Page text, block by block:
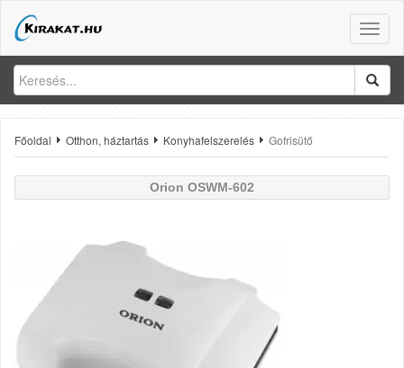
Toggle
Főoldal Otthon, háztartás Konyhafelszerelés Gofrisütő
Orion OSWM-602